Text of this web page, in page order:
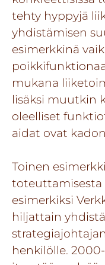
tehty hyppyjä
yhdistämisen
esimerkkinä
mukana
lisäksi muutkin
oleelliset
aidat ovat
Toinen
toteuttamisesta
esimerkiksi
hiljattain
henkilölle.